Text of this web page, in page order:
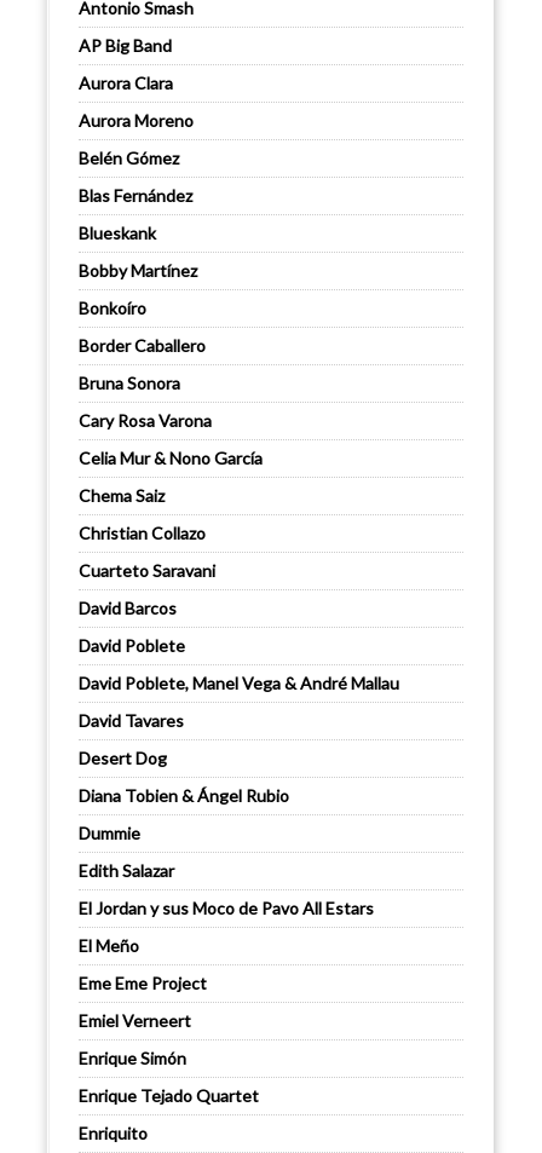
Antonio Smash
AP Big Band
Aurora Clara
Aurora Moreno
Belén Gómez
Blas Fernández
Blueskank
Bobby Martínez
Bonkoíro
Border Caballero
Bruna Sonora
Cary Rosa Varona
Celia Mur & Nono García
Chema Saiz
Christian Collazo
Cuarteto Saravani
David Barcos
David Poblete
David Poblete, Manel Vega & André Mallau
David Tavares
Desert Dog
Diana Tobien & Ángel Rubio
Dummie
Edith Salazar
El Jordan y sus Moco de Pavo All Estars
El Meño
Eme Eme Project
Emiel Verneert
Enrique Simón
Enrique Tejado Quartet
Enriquito